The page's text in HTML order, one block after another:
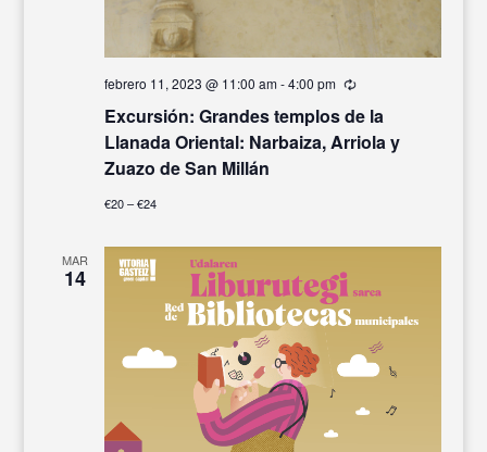
Excursión: Grandes templos de la
Llanada Oriental: Narbaiza, Arriola y
Zuazo de San Millán
febrero 11, 2023 @ 11:00 am-4:00 pm Recurrente
€20 – €24
MAR
14